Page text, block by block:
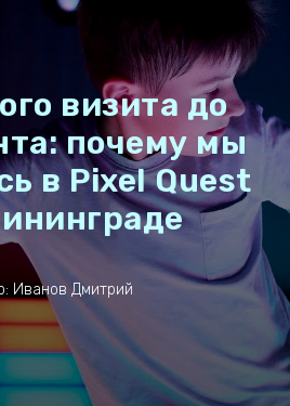
визита до
почему мы
в Pixel Quest
Иванов Дмитрий